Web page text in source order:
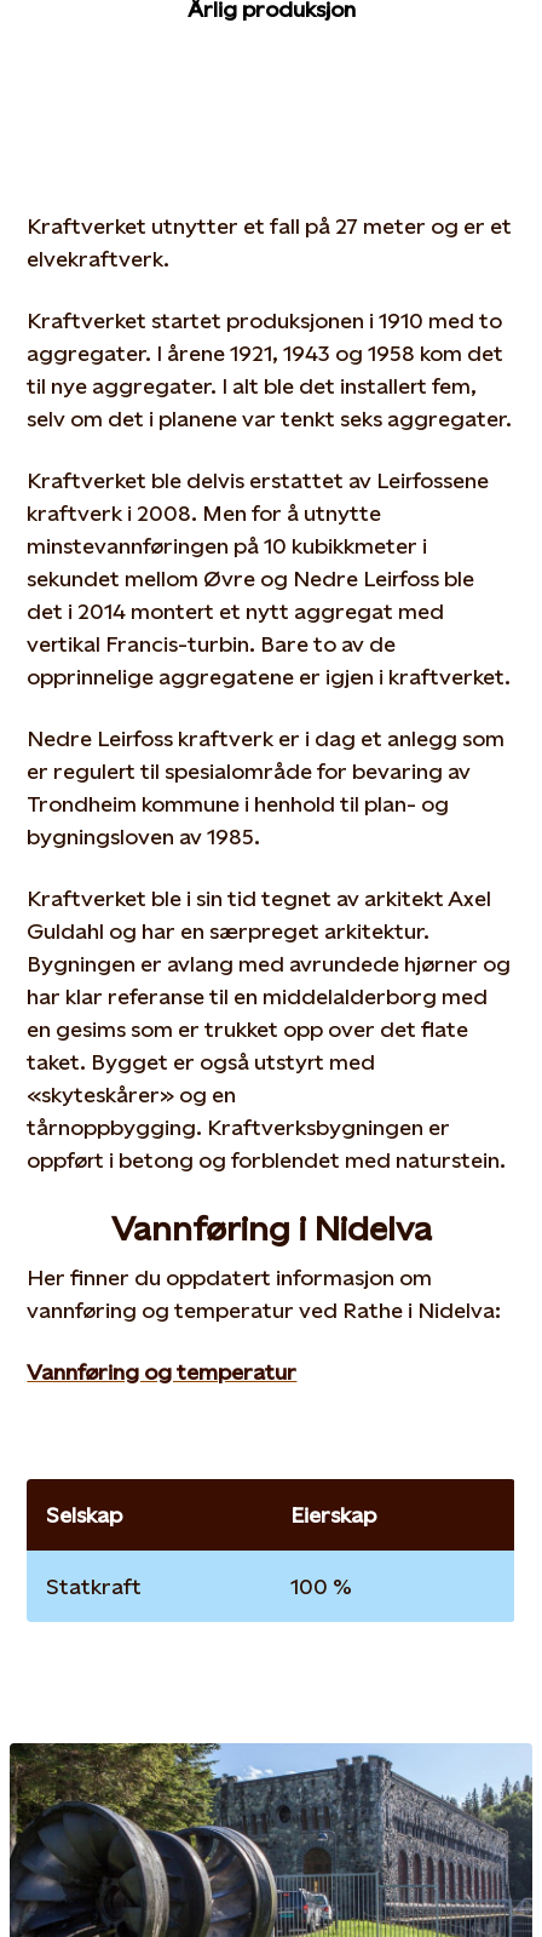
Årlig produksjon
Kraftverket utnytter et fall på 27 meter og er et
elvekraftverk.
Kraftverket startet produksjonen i 1910 med to
aggregater. I årene 1921, 1943 og 1958 kom det
til nye aggregater. I alt ble det installert fem,
selv om det i planene var tenkt seks aggregater.
Kraftverket ble delvis erstattet av Leirfossene
kraftverk i 2008. Men for å utnytte
minstevannføringen på 10 kubikkmeter i
sekundet mellom Øvre og Nedre Leirfoss ble
det i 2014 montert et nytt aggregat med
vertikal Francis-turbin. Bare to av de
opprinnelige aggregatene er igjen i kraftverket.
Nedre Leirfoss kraftverk er i dag et anlegg som
er regulert til spesialområde for bevaring av
Trondheim kommune i henhold til plan- og
bygningsloven av 1985.
Kraftverket ble i sin tid tegnet av arkitekt Axel
Guldahl og har en særpreget arkitektur.
Bygningen er avlang med avrundede hjørner og
har klar referanse til en middelalderborg med
en gesims som er trukket opp over det flate
taket. Bygget er også utstyrt med
«skyteskårer» og en
tårnoppbygging. Kraftverksbygningen er
oppført i betong og forblendet med naturstein.
Vannføring i Nidelva
Her finner du oppdatert informasjon om
vannføring og temperatur ved Rathe i Nidelva:
Vannføring og temperatur
Selskap Eierskap
Statkraft 100 %